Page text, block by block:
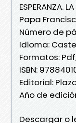
ESPERANZA.
Papa
Número de
Idioma:
Formatos: Pdf,
ISBN:
Editorial:
Año de
Descargar o